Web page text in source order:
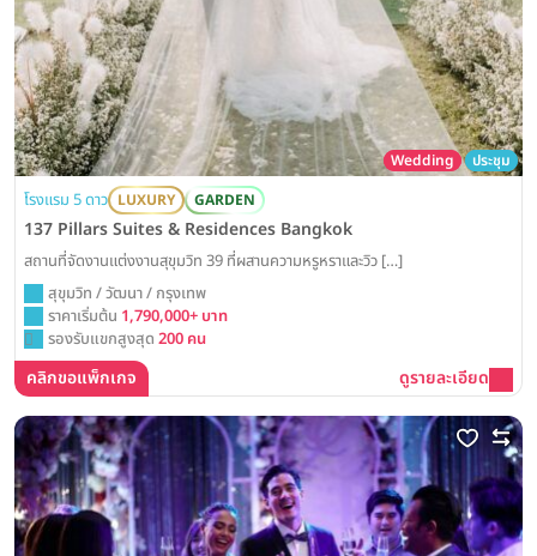
Wedding ประชุม
โรงแรม 5 ดาว LUXURY GARDEN
137 Pillars Suites & Residences Bangkok
สถานที่จัดงานแต่งงานสุขุมวิท 39 ที่ผสานความหรูหราและวิว […]
สุขุมวิท / วัฒนา / กรุงเทพ
ราคาเริ่มต้น 1,790,000+ บาท
รองรับแขกสูงสุด 200 คน
คลิกขอแพ็กเกจ ดูรายละเอียด